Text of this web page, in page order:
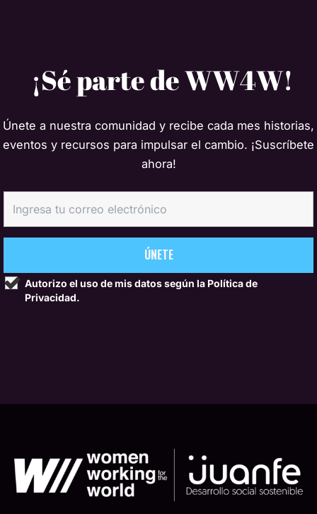
¡Sé parte de WW4W!
Únete a nuestra comunidad y recibe cada mes historias,
eventos y recursos para impulsar el cambio. ¡Suscríbete
ahora!
Autorizo el uso de mis datos según la Política de
Privacidad.